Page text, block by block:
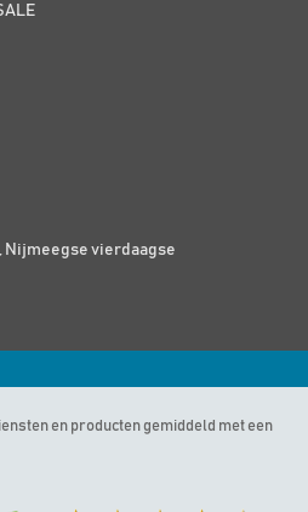
Nijmeegse vierdaagse
en producten gemiddeld met een